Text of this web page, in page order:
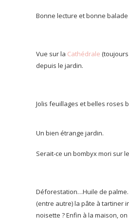
Bonne lecture et bonne balade
Vue sur la Cathédrale
depuis le jardin.
Jolis feuillages et belles roses
Un bien étrange jardin.
Serait-ce un bombyx mori sur
Déforestation…Huile de
(entre autre) la pâte à tartiner
noisette ? Enfin à la maison,